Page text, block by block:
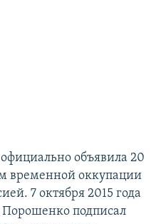
объявила 20
временной оккупации
7 октября 2015 года
подписал